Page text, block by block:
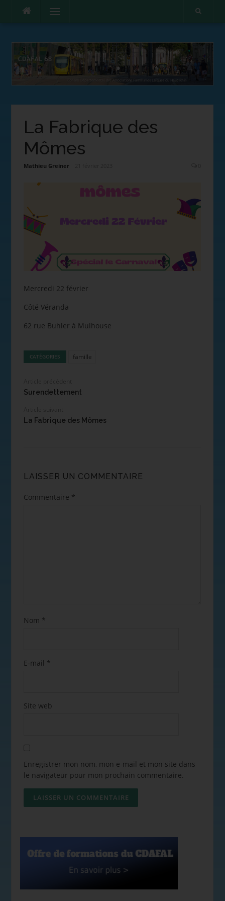
Menu
La Fabrique des
Mômes
Mathieu Greiner
Mercredi 22 février
Côté Véranda
62 rue Buhler à Mulhouse
CATÉGORIES famille
Surendettement
La Fabrique des Mômes
LAISSER UN COMMENTAIRE
Commentaire *
Nom *
E-mail *
Site web
Enregistrer mon nom, mon e-mail et mon site dans
le navigateur pour mon prochain commentaire.